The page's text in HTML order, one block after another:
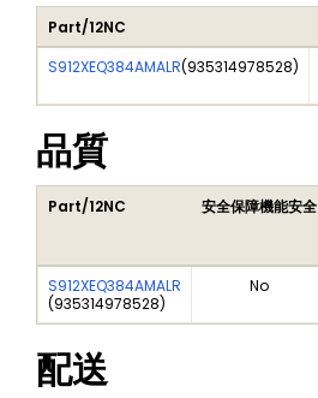
Part/12NC
S912XEQ384AMALR(935314978528)
品質
Part/12NC 安全保障機能安全
S912XEQ384AMALR
(935314978528)
No
配送